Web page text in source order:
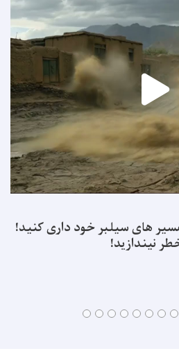
های سیلبر خود داری کنید!
نیندازید!